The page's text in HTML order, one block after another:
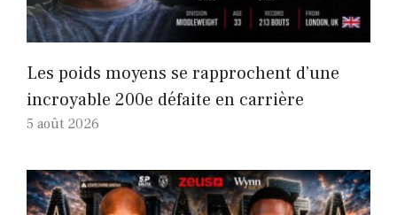
Les poids moyens se rapprochent d’une
incroyable 200e défaite en carrière
5 août 2026